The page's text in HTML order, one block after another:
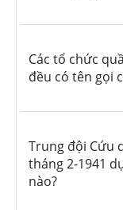
Các tổ chức
đều có tên gọi
Trung đội Cứu
tháng 2-1941
nào?